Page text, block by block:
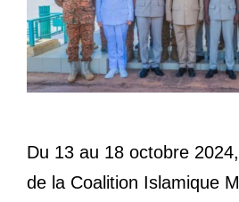
Du 13 au 18 octobre
de la Coalition Islamique